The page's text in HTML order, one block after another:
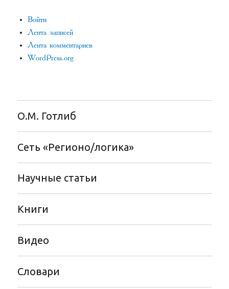
Войти
Лента записей
Лента комментариев
WordPress.org
О.М. Готлиб
Сеть «Регионо/логика»
Научные статьи
Книги
Видео
Словари